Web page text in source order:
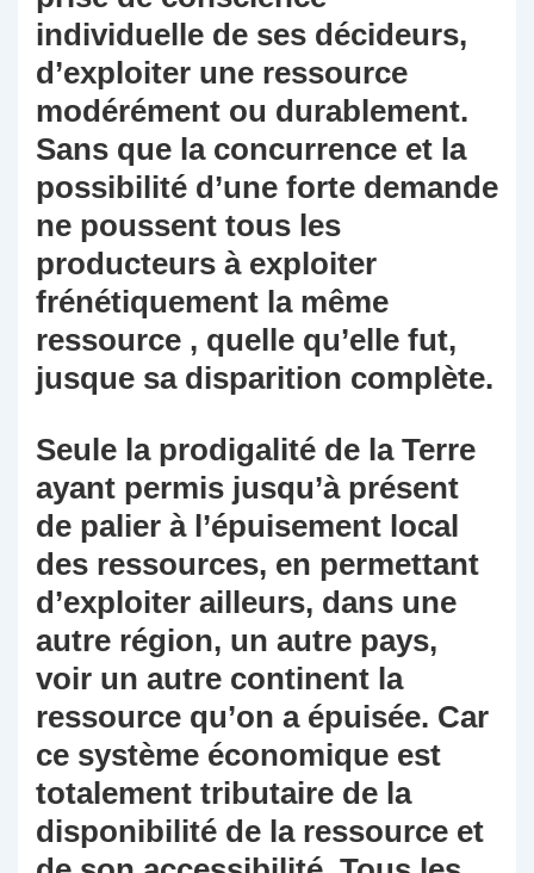
individuelle de ses décideurs,
d’exploiter une ressource
modérément ou durablement.
Sans que la concurrence et la
possibilité d’une forte demande
ne poussent tous les
producteurs à exploiter
frénétiquement la même
ressource , quelle qu’elle fut,
jusque sa disparition complète.
Seule la prodigalité de la Terre
ayant permis jusqu’à présent
de palier à l’épuisement local
des ressources, en permettant
d’exploiter ailleurs, dans une
autre région, un autre pays,
voir un autre continent la
ressource qu’on a épuisée. Car
ce système économique est
totalement tributaire de la
disponibilité de la ressource et